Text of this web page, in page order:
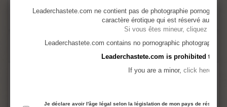
Ajouter au panier
Leaderchastete.com ne contient pas de photographie
caractère érotique qui est réservé aux
Si vous êtes mineur, cliquez ici
Leaderchastete.com contains no pornographic photography
Leaderchastete.com is prohibited to
If you are a minor, click here
Je déclare avoir l'âge légal selon la législation de mon pays de